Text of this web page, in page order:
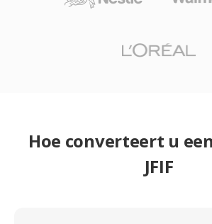
Hoe converteert u
JFIF